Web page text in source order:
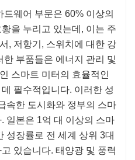
웨어 부문은 60% 이상의
을 누리고 있는데, 이는 주
, 저항기, 스위치에 대한 강
부품들은 에너지 관리 및
스마트 미터의 효율적인
필수적입니다. 이러한 성
속한 도시화와 정부의 스마
일본은 1억 대 이상의 스마
성장률로 전 세계 상위 3대
있습니다. 태양광 및 풍력